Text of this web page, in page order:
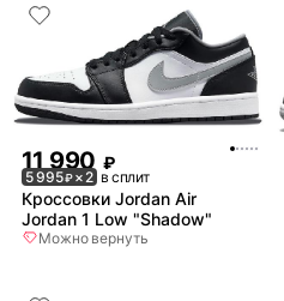
11 990 ₽
5 995₽× 2 в сплит
Кроссовки Jordan Air
Jordan 1 Low "Shadow"
Можно вернуть